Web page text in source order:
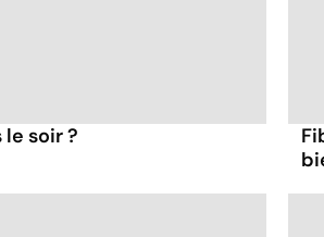
soir ?